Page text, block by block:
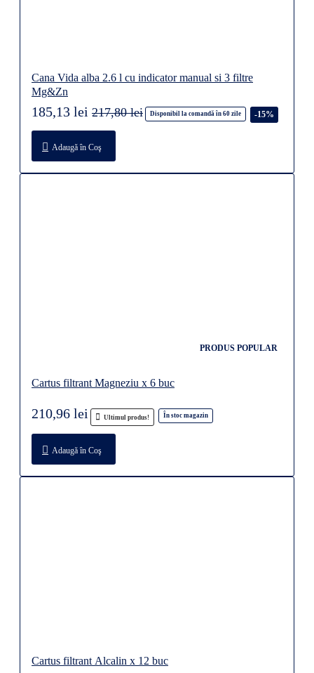
Cana Vida alba 2.6 l cu indicator manual si 3 filtre
Mg&Zn
Disponibil la comandă în 60 zile -15%
185,13 lei 217,80 lei
Adaugă în Coş
PRODUS POPULAR
Cartus filtrant Magneziu x 6 buc
Ultimul produs! În stoc magazin
210,96 lei
Adaugă în Coş
Cartus filtrant Alcalin x 12 buc